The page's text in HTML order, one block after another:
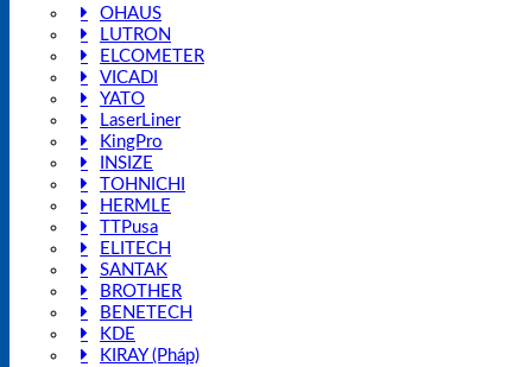
OHAUS
LUTRON
ELCOMETER
VICADI
YATO
LaserLiner
KingPro
INSIZE
TOHNICHI
HERMLE
TTPusa
ELITECH
SANTAK
BROTHER
BENETECH
KDE
KIRAY (Pháp)